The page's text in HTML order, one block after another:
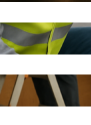
in Wetzlar:
Tipps für Eigentümer
Bau erklärt: Praktische
und Ausbau